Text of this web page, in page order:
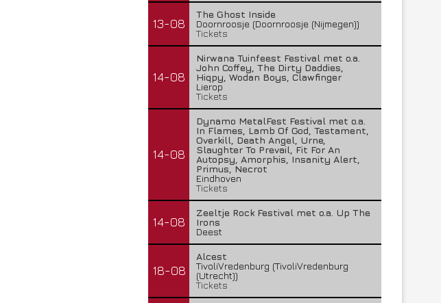
13-08
The Ghost Inside
Doornroosje (Doornroosje (Nijmegen))
Tickets
14-08
Nirwana Tuinfeest Festival met o.a.
John Coffey, The Dirty Daddies,
Hiqpy, Wodan Boys, Clawfinger
Lierop
Tickets
14-08
Dynamo MetalFest Festival met o.a.
In Flames, Lamb Of God, Testament,
Overkill, Death Angel, Urne,
Slaughter To Prevail, Fit For An
Autopsy, Amorphis, Insanity Alert,
Primus, Necrot
Eindhoven
Tickets
14-08
Zeeltje Rock Festival met o.a. Up The
Irons
Deest
18-08
Alcest
TivoliVredenburg (TivoliVredenburg
(Utrecht))
Tickets